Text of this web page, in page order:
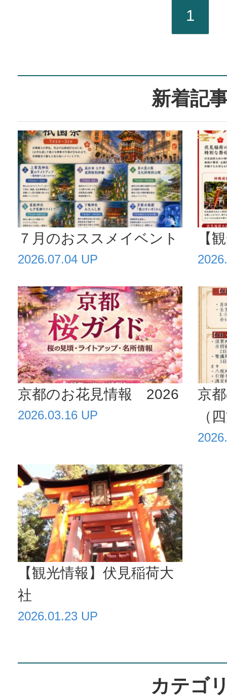
月間にわ
など様々
並みは、
景です。
ス】 八阪
1
新着記
７月のおススメイベント
2026.07.04 UP
【
京都のお花見情報 2026
2026.03.16 UP
京
（
【観光情報】伏見稲荷大
社
2026.01.23 UP
カテゴ